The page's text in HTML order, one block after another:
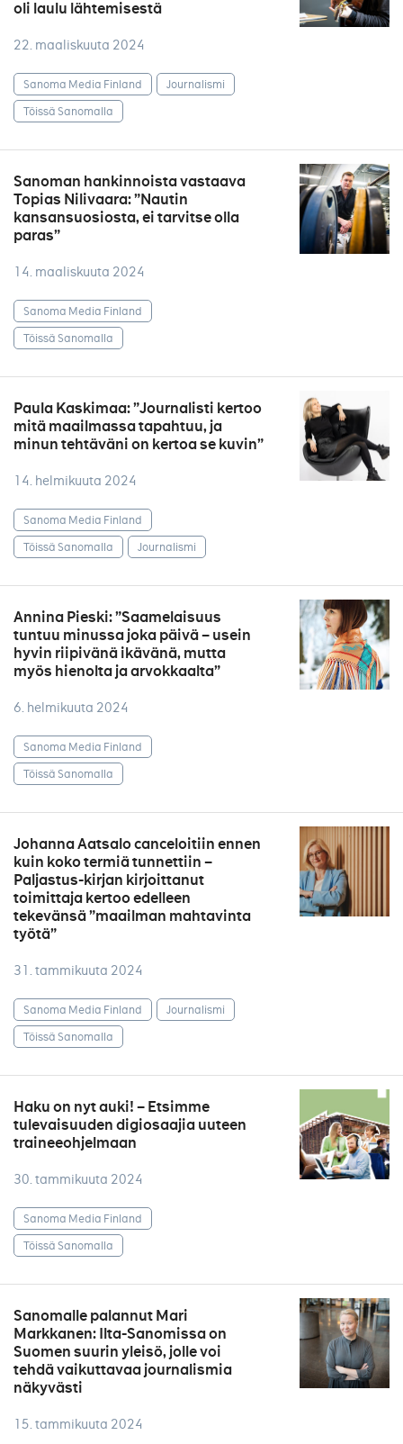
oli laulu lähtemisestä
22. maaliskuuta 2024
Sanoma Media Finland
Journalismi
Töissä Sanomalla
Sanoman hankinnoista vastaava
Topias Nilivaara: ”Nautin
kansansuosiosta, ei tarvitse olla
paras”
14. maaliskuuta 2024
Sanoma Media Finland
Töissä Sanomalla
Paula Kaskimaa: ”Journalisti kertoo
mitä maailmassa tapahtuu, ja
minun tehtäväni on kertoa se kuvin”
14. helmikuuta 2024
Sanoma Media Finland
Töissä Sanomalla
Journalismi
Annina Pieski: ”Saamelaisuus
tuntuu minussa joka päivä – usein
hyvin riipivänä ikävänä, mutta
myös hienolta ja arvokkaalta”
6. helmikuuta 2024
Sanoma Media Finland
Töissä Sanomalla
Johanna Aatsalo canceloitiin ennen
kuin koko termiä tunnettiin –
Paljastus-kirjan kirjoittanut
toimittaja kertoo edelleen
tekevänsä ”maailman mahtavinta
työtä”
31. tammikuuta 2024
Sanoma Media Finland
Journalismi
Töissä Sanomalla
Haku on nyt auki! – Etsimme
tulevaisuuden digiosaajia uuteen
traineeohjelmaan
30. tammikuuta 2024
Sanoma Media Finland
Töissä Sanomalla
Sanomalle palannut Mari
Markkanen: Ilta-Sanomissa on
Suomen suurin yleisö, jolle voi
tehdä vaikuttavaa journalismia
näkyvästi
15. tammikuuta 2024